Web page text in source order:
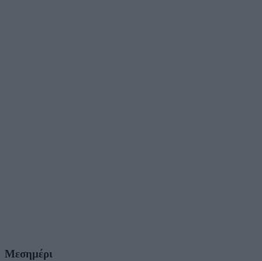
Μεσημέρι